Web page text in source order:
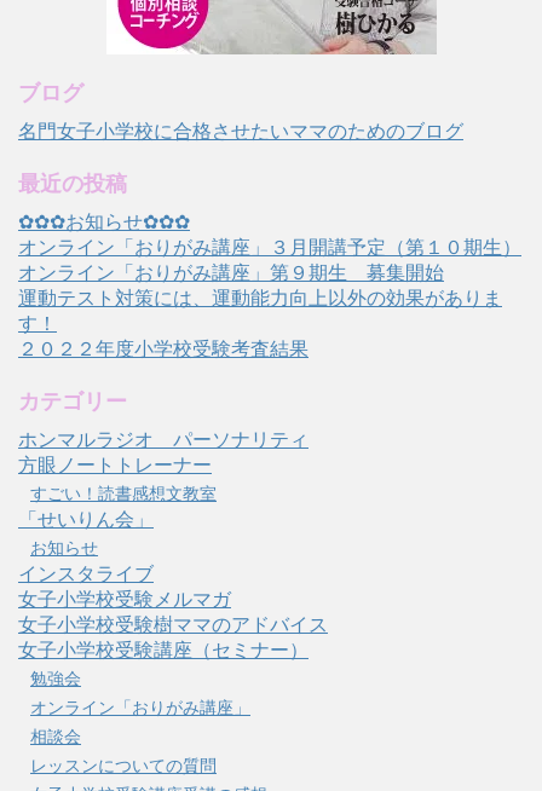
ブログ
名門女子小学校に合格させたいママのためのブログ
最近の投稿
✿✿✿お知らせ✿✿✿
オンライン「おりがみ講座」３月開講予定（第１０期生）
オンライン「おりがみ講座」第９期生 募集開始
運動テスト対策には、運動能力向上以外の効果がありま
す！
２０２２年度小学校受験考査結果
カテゴリー
ホンマルラジオ パーソナリティ
方眼ノートトレーナー
すごい！読書感想文教室
「せいりん会」
お知らせ
インスタライブ
女子小学校受験メルマガ
女子小学校受験樹ママのアドバイス
女子小学校受験講座（セミナー）
勉強会
オンライン「おりがみ講座」
相談会
レッスンについての質問